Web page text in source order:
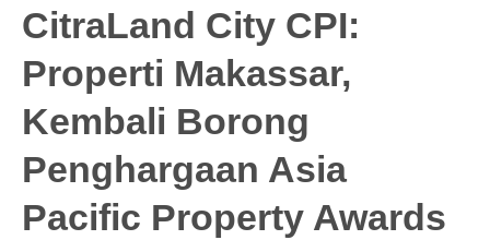
CitraLand City CPI:
Properti Makassar,
Kembali Borong
Penghargaan Asia
Pacific Property Awards